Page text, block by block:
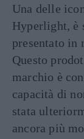
Una delle
Hyperlight, è
presentato in
Questo
marchio è
capacità di
stata
ancora più